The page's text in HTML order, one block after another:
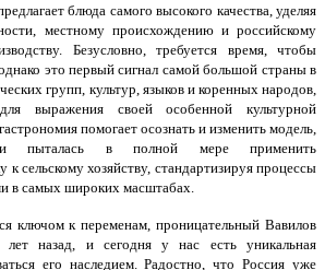
блюда самого высокого качества, уделяя
местному происхождению и российскому
Безусловно, требуется время, чтобы
это первый сигнал самой большой страны в
групп, культур, языков и коренных народов,
выражения своей особенной культурной
помогает осознать и изменить модель,
пыталась в полной мере применить
к сельскому хозяйству, стандартизируя процессы
в самых широких масштабах.
ключом к переменам, проницательный Вавилов
лет назад, и сегодня у нас есть уникальная
его наследием. Радостно, что Россия уже